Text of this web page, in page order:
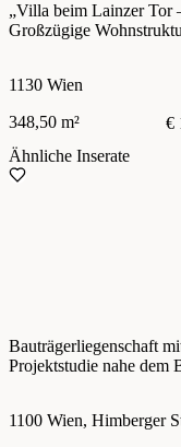
„Villa beim Lainzer Tor
Großzügige
1130 Wien
348,50 m²
€
Ähnliche Inserate
Bauträgerliegenschaft
Projektstudie nahe dem